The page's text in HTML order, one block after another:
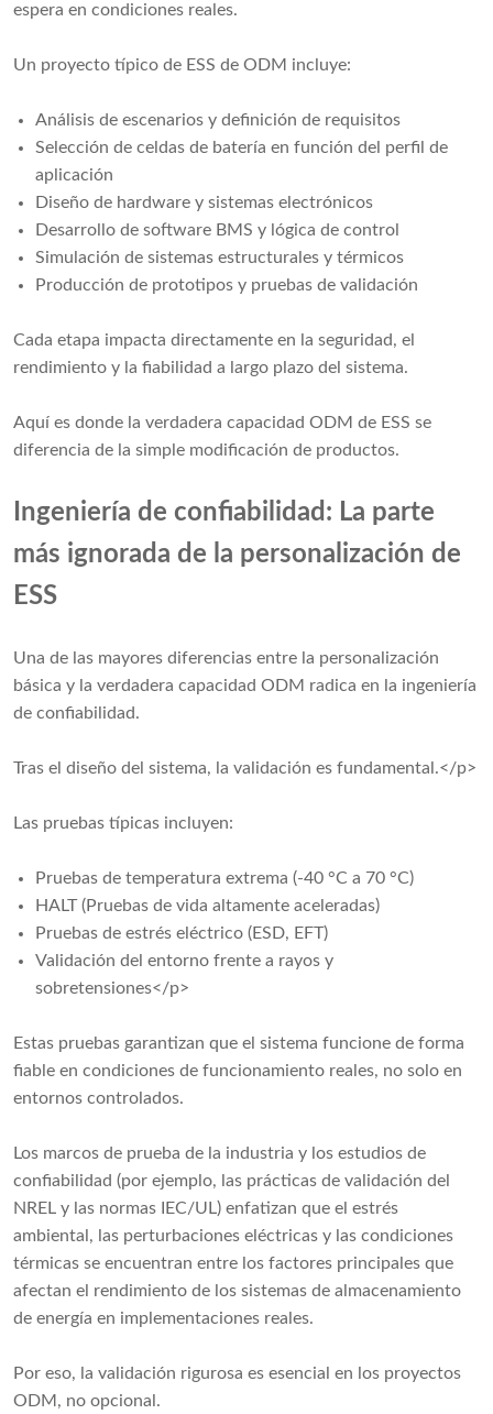
espera en condiciones reales.
Un proyecto típico de ESS de ODM incluye:
Análisis de escenarios y definición de requisitos
Selección de celdas de batería en función del perfil de
aplicación
Diseño de hardware y sistemas electrónicos
Desarrollo de software BMS y lógica de control
Simulación de sistemas estructurales y térmicos
Producción de prototipos y pruebas de validación
Cada etapa impacta directamente en la seguridad, el
rendimiento y la fiabilidad a largo plazo del sistema.
Aquí es donde la verdadera capacidad ODM de ESS se
diferencia de la simple modificación de productos.
Ingeniería de confiabilidad: La parte
más ignorada de la personalización de
ESS
Una de las mayores diferencias entre la personalización
básica y la verdadera capacidad ODM radica en la ingeniería
de confiabilidad.
Tras el diseño del sistema, la validación es fundamental.</p>
Las pruebas típicas incluyen:
Pruebas de temperatura extrema (-40 °C a 70 °C)
HALT (Pruebas de vida altamente aceleradas)
Pruebas de estrés eléctrico (ESD, EFT)
Validación del entorno frente a rayos y
sobretensiones</p>
Estas pruebas garantizan que el sistema funcione de forma
fiable en condiciones de funcionamiento reales, no solo en
entornos controlados.
Los marcos de prueba de la industria y los estudios de
confiabilidad (por ejemplo, las prácticas de validación del
NREL y las normas IEC/UL) enfatizan que el estrés
ambiental, las perturbaciones eléctricas y las condiciones
térmicas se encuentran entre los factores principales que
afectan el rendimiento de los sistemas de almacenamiento
de energía en implementaciones reales.
Por eso, la validación rigurosa es esencial en los proyectos
ODM, no opcional.